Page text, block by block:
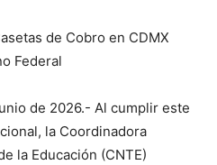
de Cobro en CDMX
Federal
de 2026.- Al cumplir este
la Coordinadora
la Educación (CNTE)